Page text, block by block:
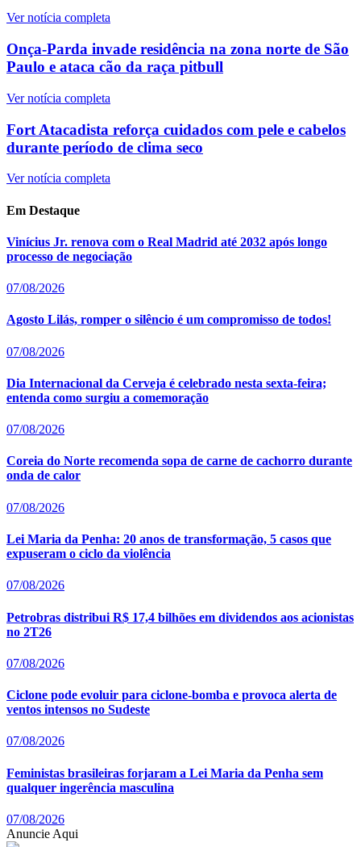
Ver notícia completa
Onça-Parda invade residência na zona norte de São
Paulo e ataca cão da raça pitbull
Ver notícia completa
Fort Atacadista reforça cuidados com pele e cabelos
durante período de clima seco
Ver notícia completa
Em Destaque
Vinícius Jr. renova com o Real Madrid até 2032 após longo
processo de negociação
07/08/2026
Agosto Lilás, romper o silêncio é um compromisso de todos!
07/08/2026
Dia Internacional da Cerveja é celebrado nesta sexta-feira;
entenda como surgiu a comemoração
07/08/2026
Coreia do Norte recomenda sopa de carne de cachorro durante
onda de calor
07/08/2026
Lei Maria da Penha: 20 anos de transformação, 5 casos que
expuseram o ciclo da violência
07/08/2026
Petrobras distribui R$ 17,4 bilhões em dividendos aos acionistas
no 2T26
07/08/2026
Ciclone pode evoluir para ciclone-bomba e provoca alerta de
ventos intensos no Sudeste
07/08/2026
Feministas brasileiras forjaram a Lei Maria da Penha sem
qualquer ingerência masculina
07/08/2026
Anuncie Aqui